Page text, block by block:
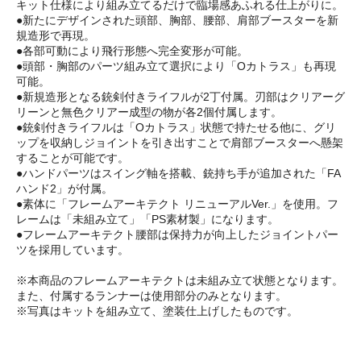
キット仕様により組み立てるだけで臨場感あふれる仕上がりに。
●新たにデザインされた頭部、胸部、腰部、肩部ブースターを新
規造形で再現。
●各部可動により飛行形態へ完全変形が可能。
●頭部・胸部のパーツ組み立て選択により「Oカトラス」も再現
可能。
●新規造形となる銃剣付きライフルが2丁付属。刃部はクリアーグ
リーンと無色クリアー成型の物が各2個付属します。
●銃剣付きライフルは「Oカトラス」状態で持たせる他に、グリ
ップを収納しジョイントを引き出すことで肩部ブースターへ懸架
することが可能です。
●ハンドパーツはスイング軸を搭載、銃持ち手が追加された「FA
ハンド2」が付属。
●素体に「フレームアーキテクト リニューアルVer.」を使用。フ
レームは「未組み立て」「PS素材製」になります。
●フレームアーキテクト腰部は保持力が向上したジョイントパー
ツを採用しています。
※本商品のフレームアーキテクトは未組み立て状態となります。
また、付属するランナーは使用部分のみとなります。
※写真はキットを組み立て、塗装仕上げしたものです。